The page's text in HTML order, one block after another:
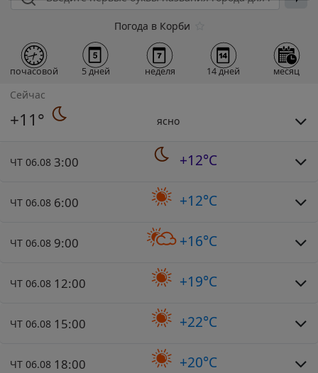
Погода в Корби
почасовой 5 дней неделя 14 дней месяц
Сейчас
+11° ясно
ЧТ 06.08 3:00 +12°C
ЧТ 06.08 6:00 +12°C
ЧТ 06.08 9:00 +16°C
ЧТ 06.08 12:00 +19°C
ЧТ 06.08 15:00 +22°C
ЧТ 06.08 18:00 +20°C